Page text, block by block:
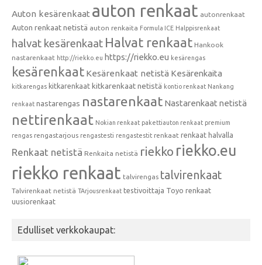
Auton kesärenkaat auton renkaat autonrenkaat
Auton renkaat netistä auton renkaita Formula ICE Halppisrenkaat
halvat kesärenkaat Halvat renkaat Hankook
nastarenkaat http://riekko.eu https://riekko.eu kesärengas
kesärenkaat Kesärenkaat netistä Kesärenkaita
kitkarengas kitkarenkaat kitkarenkaat netistä kontio renkaat Nankang
renkaat nastarengas nastarenkaat Nastarenkaat netistä
nettirenkaat Nokian renkaat pakettiauton renkaat premium
rengas rengastarjous rengastesti rengastestit renkaat renkaat halvalla
Renkaat netistä Renkaita netistä riekko riekko.eu
riekko renkaat talvirengas talvirenkaat
Talvirenkaat netistä TArjousrenkaat testivoittaja Toyo renkaat
uusiorenkaat
Edulliset verkkokaupat: